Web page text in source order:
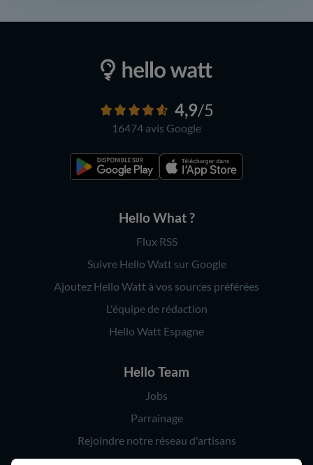
4,9/5
16474 avis Google
Hello What ?
Flux RSS
Suivre Hello Watt sur Google
Ajoutez Hello Watt à vos sources préférées
L'équipe de rédaction
Hello Watt Espagne
Hello Team
Jobs
Parrainage
Rejoindre notre réseau d'artisans